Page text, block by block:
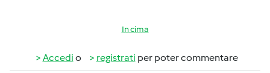
In cima
Accedi o registrati per poter commentare